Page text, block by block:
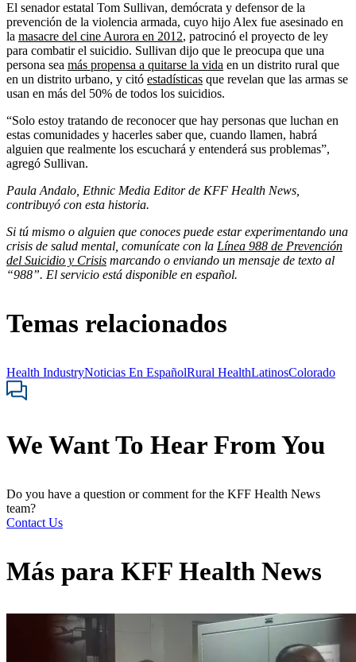
El senador estatal Tom Sullivan, demócrata y defensor de la
prevención de la violencia armada, cuyo hijo Alex fue asesinado en
la masacre del cine Aurora en 2012, patrocinó el proyecto de ley
para combatir el suicidio. Sullivan dijo que le preocupa que una
persona sea más propensa a quitarse la vida en un distrito rural que
en un distrito urbano, y citó estadísticas que revelan que las armas se
usan en más del 50% de todos los suicidios.
“Solo estoy tratando de reconocer que hay personas que luchan en
estas comunidades y hacerles saber que, cuando llamen, habrá
alguien que realmente los escuchará y entenderá sus problemas”,
agregó Sullivan.
Paula Andalo, Ethnic Media Editor de KFF Health News,
contribuyó con esta historia.
Si tú mismo o alguien que conoces puede estar experimentando una
crisis de salud mental, comunícate con la Línea 988 de Prevención
del Suicidio y Crisis marcando o enviando un mensaje de texto al
“988”. El servicio está disponible en español.
Temas relacionados
Health IndustryNoticias En EspañolRural HealthLatinosColorado
We Want To Hear From You
Do you have a question or comment for the KFF Health News
team?
Contact Us
Más para KFF Health News